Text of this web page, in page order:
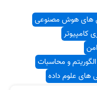
کنکور ارشد کامپیوتر
های هوش مصنوعی
کامپیوتر
و محاسبات
های علوم داده